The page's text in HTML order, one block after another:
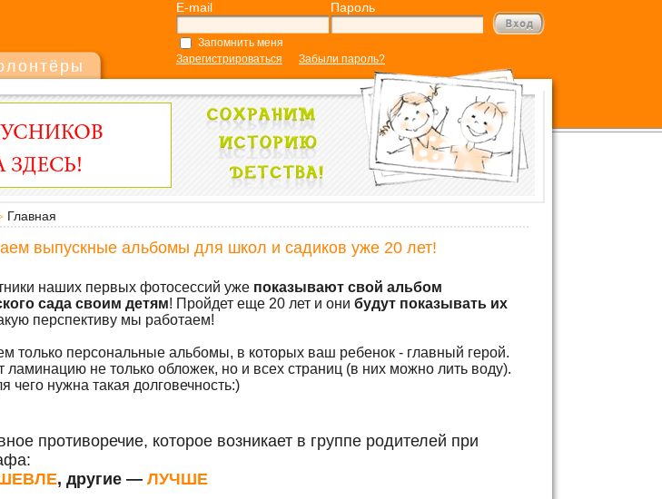
E-mail Пароль
Запомнить меня
Зарегистрироваться
Забыли пароль?
Главная
выпускные альбомы для школ и садиков уже 20 лет!
наших первых фотосессий уже показывают свой альбом
сада своим детям! Пройдет еще 20 лет и они будут показывать их
перспективу мы работаем!
только персональные альбомы, в которых ваш ребенок - главный герой.
не только обложек, но и всех страниц (в них можно лить воду).
чего нужна такая долговечность:)
противоречие, которое возникает в группе родителей при
, другие — ЛУЧШЕ